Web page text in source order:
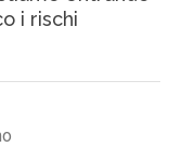
i rischi